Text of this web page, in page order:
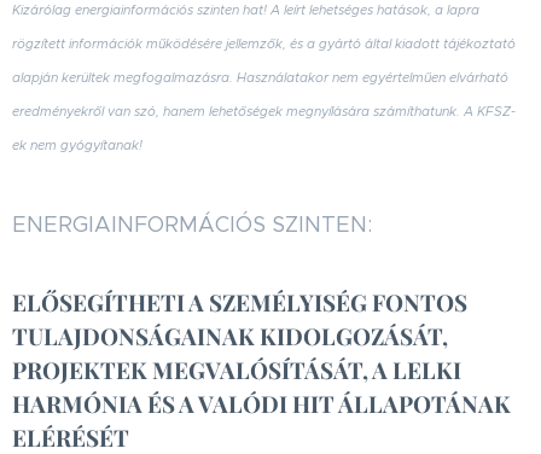
Kizárólag energiainformációs szinten hat! A leírt lehetséges hatások, a lapra
rögzített információk működésére jellemzők, és a gyártó által kiadott tájékoztató
alapján kerültek megfogalmazásra. Használatakor nem egyértelműen elvárható
eredményekről van szó, hanem lehetőségek megnyílására számíthatunk. A KFSZ-
ek nem gyógyítanak!
ENERGIAINFORMÁCIÓS SZINTEN:
ELŐSEGÍTHETI A SZEMÉLYISÉG FONTOS
TULAJDONSÁGAINAK KIDOLGOZÁSÁT,
PROJEKTEK MEGVALÓSÍTÁSÁT, A LELKI
HARMÓNIA ÉS A VALÓDI HIT ÁLLAPOTÁNAK
ELÉRÉSÉT